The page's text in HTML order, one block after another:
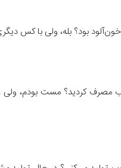
بود؟ بله، ولی با کس
کردید؟ مست بودم، ولی